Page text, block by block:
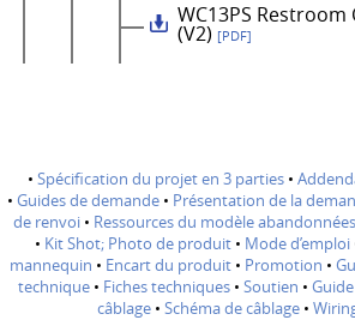
WC13PS
(V2) [PDF]
• Spécification du projet en 3 parties•
• Guides de demande• Présentation de la
de renvoi• Ressources du modèle abandonnées
• Kit Shot; Photo de produit• Mode d’emploi
mannequin • Encart du produit • Promotion •
technique• Fiches techniques• Soutien •
câblage • Schéma de câblage •